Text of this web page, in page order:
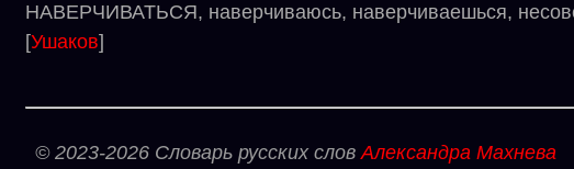
НАВЕРЧИВАТЬСЯ, наверчиваюсь, наверчиваешься,
[Ушаков]
© 2023-2026 Словарь русских словАлександра Махнева